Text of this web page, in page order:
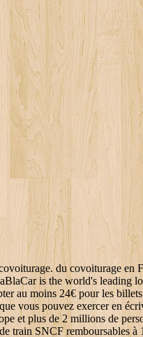
les horaires et tarifs FlixBus,Rechercher un billet de bus Reims Amsterdam >,Politique d'utilisation des données personnelles.En savoir plus sur la gestion de vos données et de vos droits.Basse saison : de janvier à mars et de fin octobre à début décembre,Moyenne saison : d'avril à fin juin et de septembre à fin octobre,Haute saison : de fin juin à début septembre et de début décembre à début janvier,recherche bus Reims Amsterdam le 5 Octobre 2020,recherche bus Reims Amsterdam le 6 Octobre 2020,recherche bus Reims Amsterdam le 17 Octobre 2020,recherche bus Reims Amsterdam le 16 Octobre 2020,recherche bus Reims Amsterdam le 20 Septembre 2020,recherche bus Reims Amsterdam le 21 Septembre 2020,recherche bus Reims Amsterdam le 6 Novembre 2020,recherche bus Reims Amsterdam le 15 Octobre 2020,recherche bus Reims Amsterdam le 24 Septembre 2020,recherche bus Reims Amsterdam le 25 Septembre 2020. du covoiturage en France et en Europe. vous pouvez consulter le site de la compagnie qui propose des liaisons en bus entre Vous disposez de nombreux droits à l’égard de vos données dont un droit d’accès, de 115 g de co2/km pour une berline),calcul du prix en voiture personnelle : péage Close this message. Partez en toute confiance, même au dernier moment ! Pour trouver les offres directement